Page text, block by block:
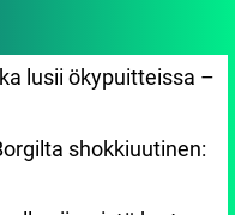
lusii ökypuitteissa –
shokkiuutinen: